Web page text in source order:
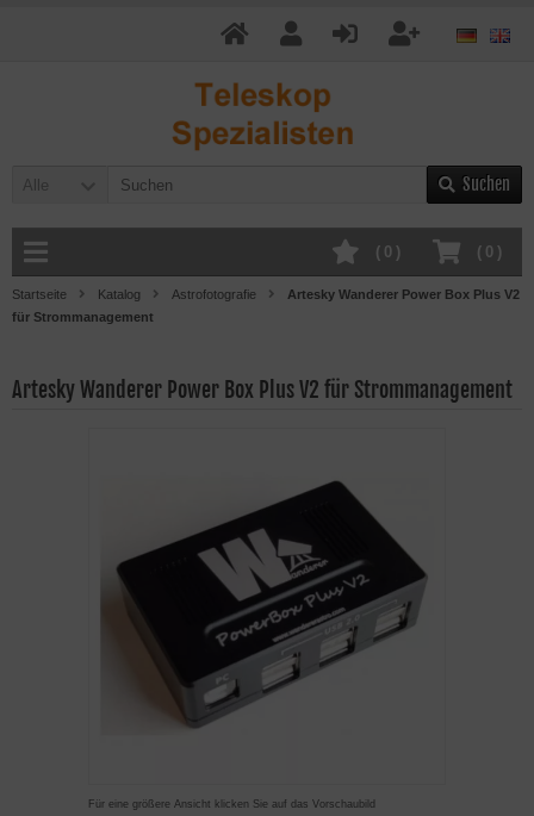
Alle Suchen
( 0 )
( 0 )
Startseite Katalog Astrofotografie
Artesky Wanderer Power Box Plus V2
für Strommanagement
Artesky Wanderer Power Box Plus V2 für Strommanagement
Für eine größere Ansicht klicken Sie auf das Vorschaubild